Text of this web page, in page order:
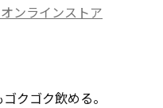
ンラインストア
クゴク飲める。